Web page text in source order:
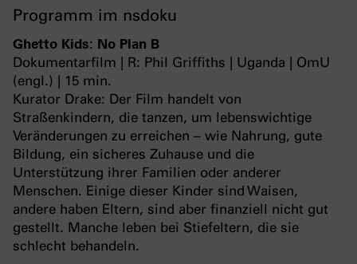
Programm im nsdoku
Ghetto Kids: No Plan B
Dokumentarfilm | R: Phil Griffiths | Uganda | OmU
(engl.) | 15 min.
Kurator Drake: Der Film handelt von
Straßenkindern, die tanzen, um lebenswichtige
Veränderungen zu erreichen – wie Nahrung, gute
Bildung, ein sicheres Zuhause und die
Unterstützung ihrer Familien oder anderer
Menschen. Einige dieser Kinder sind Waisen,
andere haben Eltern, sind aber finanziell nicht gut
gestellt. Manche leben bei Stiefeltern, die sie
schlecht behandeln.